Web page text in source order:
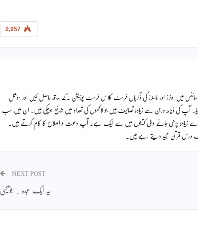
2,957
سائنس میں اونرز اور ماسٹرز کی ڈگریاں فرسٹ کلاس فرسٹ پوزیشن کے ساتھ حاصل کیں اور سوشل
آپ کی ڈیڑھ درجن سے زیادہ تصانیف ہیں جو لاکھوں کی تعداد میں شائع ہوچکی ہیں۔ ان میں سب
زیادہ پڑھی جانے والی کتابوں میں سے ایک ہے۔ آپ دعوت و اصلاح کا کام کرتے ہیں۔
درس قرآن مجید دیتے رہے ہیں۔
NEXT POST
یہ ایک سجدہ ۔ ابویحییٰ